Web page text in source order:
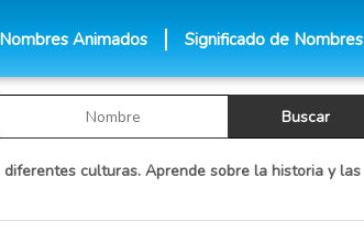
Nombres Animados Significado de Nombres
culturas. Aprende sobre la historia y las